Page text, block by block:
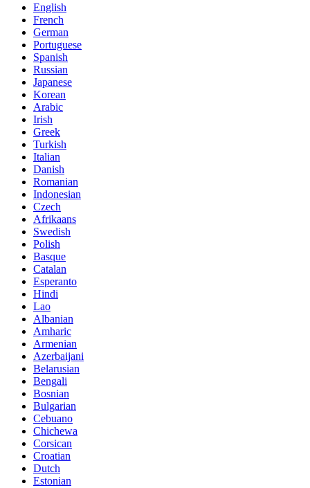
English
French
German
Portuguese
Spanish
Russian
Japanese
Korean
Arabic
Irish
Greek
Turkish
Italian
Danish
Romanian
Indonesian
Czech
Afrikaans
Swedish
Polish
Basque
Catalan
Esperanto
Hindi
Lao
Albanian
Amharic
Armenian
Azerbaijani
Belarusian
Bengali
Bosnian
Bulgarian
Cebuano
Chichewa
Corsican
Croatian
Dutch
Estonian